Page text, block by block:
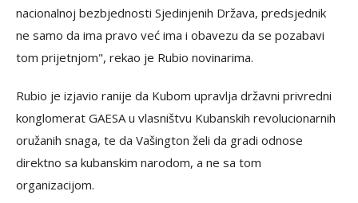
nacionalnoj bezbjednosti Sjedinjenih Država, predsjednik
ne samo da ima pravo već ima i obavezu da se pozabavi
tom prijetnjom", rekao je Rubio novinarima.
Rubio je izjavio ranije da Kubom upravlja državni privredni
konglomerat GAESA u vlasništvu Kubanskih revolucionarnih
oružanih snaga, te da Vašington želi da gradi odnose
direktno sa kubanskim narodom, a ne sa tom
organizacijom.